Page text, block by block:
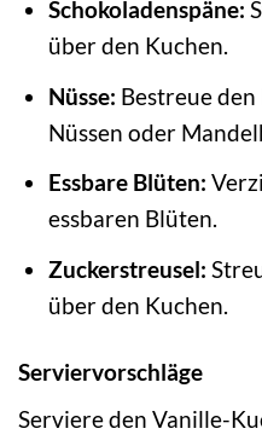
Schokoladenspäne:
über den Kuchen.
Nüsse: Bestreue
Nüssen oder
Essbare Blüten:
essbaren Blüten.
Zuckerstreusel:
über den Kuchen.
Serviervorschläge
Serviere den Vanille-